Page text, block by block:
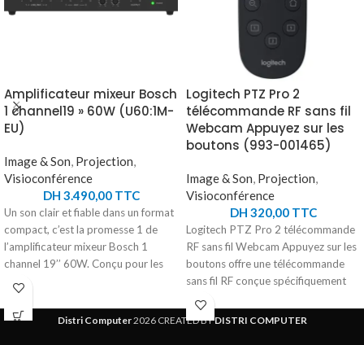
Amplificateur mixeur Bosch
1 channel19 » 60W (U60:1M-
EU)
Image & Son Projection
Visioconférence
DH 3.490,00TTC
Un son clair et fiable dans un format
compact, c’est la promesse 1 de
l’amplificateur mixeur Bosch 1
channel 19’’ 60W. Conçu pour les
installations petites et moyennes, il
offre une puissance de 60 W avec
compatibilité 4Ω, 8Ω, 70 V et 100
Logitech PTZ Pro 2
télécommande RF sans fil
Webcam Appuyez sur les
boutons (993-001465)
Image & Son Projection
Visioconférence
DH 320,00TTC
Logitech PTZ Pro 2 télécommande
RF sans fil Webcam Appuyez sur les
boutons offre une télécommande
sans fil RF conçue spécifiquement
pour les webcams Logitech.
Compatible avec la gamme PTZ
Distri Computer2026 CREATED BYDISTRI COMPUTER